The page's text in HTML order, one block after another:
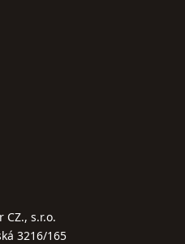
CZ., s.r.o.
3216/165